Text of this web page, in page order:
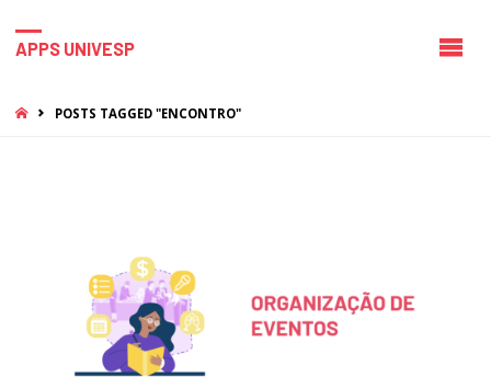
APPS UNIVESP
HOMEPOSTS TAGGED "ENCONTRO"